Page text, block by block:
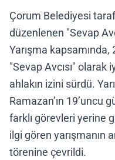
Çorum Belediyesi
düzenlenen "Sevap
Yarışma
"Sevap Avcısı" olarak
ahlakın izini sürdü.
Ramazan’ın 19’uncu
farklı görevleri yerine
ilgi gören yarışmanın
törenine çevrildi.